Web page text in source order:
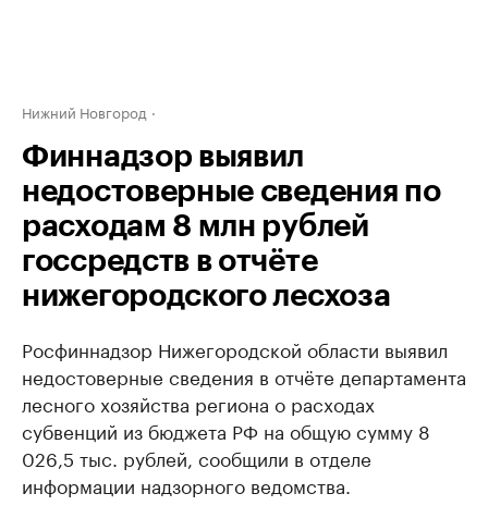
Нижний Новгород
Финнадзор выявил
недостоверные сведения по
расходам 8 млн рублей
госсредств в отчёте
нижегородского лесхоза
Росфиннадзор Нижегородской области выявил
недостоверные сведения в отчёте департамента
лесного хозяйства региона о расходах
субвенций из бюджета РФ на общую сумму 8
026,5 тыс. рублей, сообщили в отделе
информации надзорного ведомства.